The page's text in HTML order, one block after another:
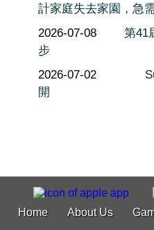
計家庭失去家園，急
2026-07-08
第41
步
2026-07-02
開
Home About Us